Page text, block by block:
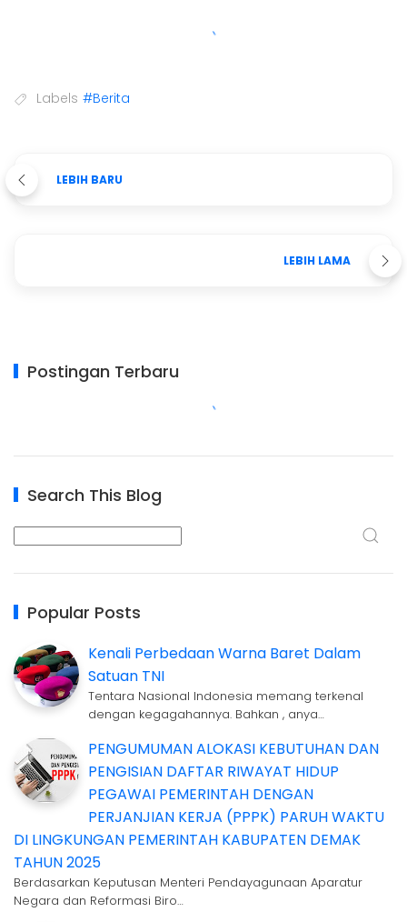
Labels #Berita
LEBIH BARU
LEBIH LAMA
Postingan Terbaru
Search This Blog
Popular Posts
Kenali Perbedaan Warna Baret Dalam
Satuan TNI
Tentara Nasional Indonesia memang terkenal
dengan kegagahannya. Bahkan , anya…
PENGUMUMAN ALOKASI KEBUTUHAN DAN
PENGISIAN DAFTAR RIWAYAT HIDUP
PEGAWAI PEMERINTAH DENGAN
PERJANJIAN KERJA (PPPK) PARUH WAKTU
DI LINGKUNGAN PEMERINTAH KABUPATEN DEMAK
TAHUN 2025
Berdasarkan Keputusan Menteri Pendayagunaan Aparatur
Negara dan Reformasi Biro…